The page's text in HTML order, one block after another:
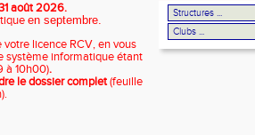
août 2026.
en septembre.
licence RCV,en vous
système informatique étant
à 10h00).
le dossier complet(feuille
.